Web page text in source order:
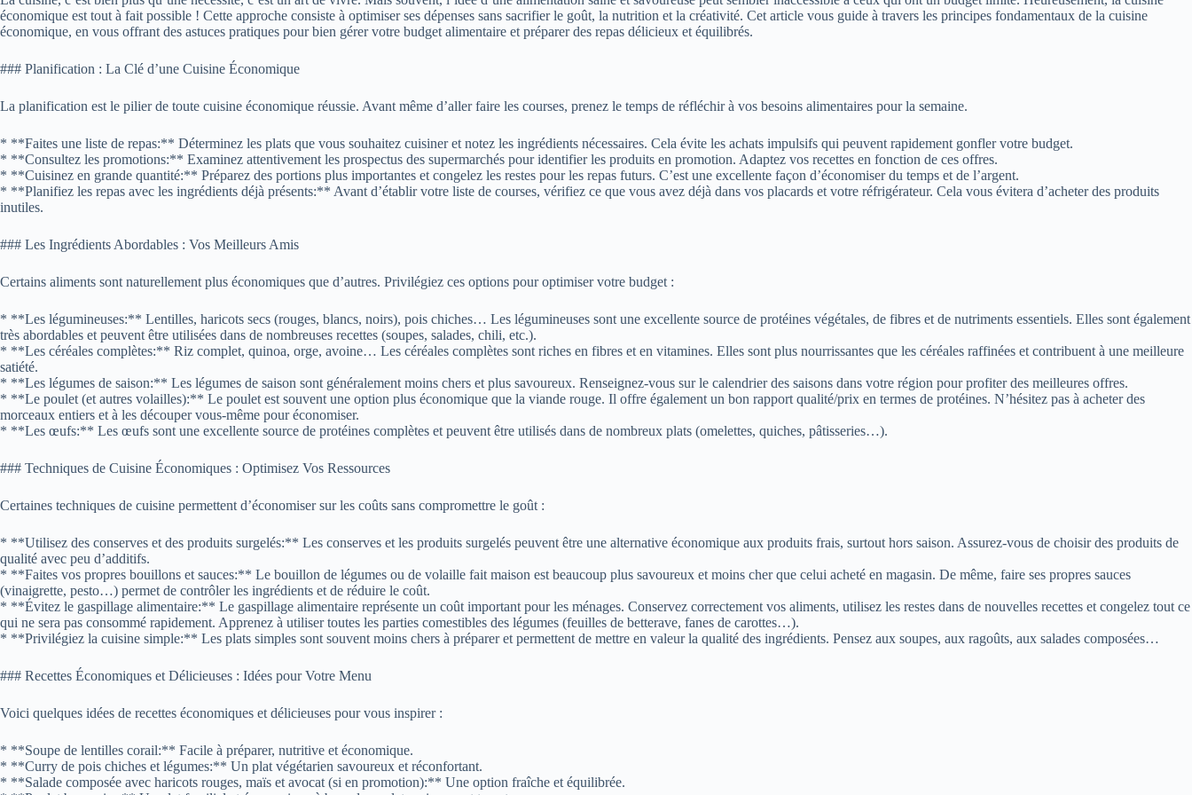
économique est tout à fait possible ! Cette approche consiste à optimiser ses dépenses sans sacrifier le goût, la nutrition et la créativité. Cet article vous guide à travers les principes fondamentaux de la cuisine
économique, en vous offrant des astuces pratiques pour bien gérer votre budget alimentaire et préparer des repas délicieux et équilibrés.
### Planification : La Clé d’une Cuisine Économique
La planification est le pilier de toute cuisine économique réussie. Avant même d’aller faire les courses, prenez le temps de réfléchir à vos besoins alimentaires pour la semaine.
* **Faites une liste de repas:** Déterminez les plats que vous souhaitez cuisiner et notez les ingrédients nécessaires. Cela évite les achats impulsifs qui peuvent rapidement gonfler votre budget.
* **Consultez les promotions:** Examinez attentivement les prospectus des supermarchés pour identifier les produits en promotion. Adaptez vos recettes en fonction de ces offres.
* **Cuisinez en grande quantité:** Préparez des portions plus importantes et congelez les restes pour les repas futurs. C’est une excellente façon d’économiser du temps et de l’argent.
* **Planifiez les repas avec les ingrédients déjà présents:** Avant d’établir votre liste de courses, vérifiez ce que vous avez déjà dans vos placards et votre réfrigérateur. Cela vous évitera d’acheter des produits
inutiles.
### Les Ingrédients Abordables : Vos Meilleurs Amis
Certains aliments sont naturellement plus économiques que d’autres. Privilégiez ces options pour optimiser votre budget :
* **Les légumineuses:** Lentilles, haricots secs (rouges, blancs, noirs), pois chiches… Les légumineuses sont une excellente source de protéines végétales, de fibres et de nutriments essentiels. Elles sont également
très abordables et peuvent être utilisées dans de nombreuses recettes (soupes, salades, chili, etc.).
* **Les céréales complètes:** Riz complet, quinoa, orge, avoine… Les céréales complètes sont riches en fibres et en vitamines. Elles sont plus nourrissantes que les céréales raffinées et contribuent à une meilleure
satiété.
* **Les légumes de saison:** Les légumes de saison sont généralement moins chers et plus savoureux. Renseignez-vous sur le calendrier des saisons dans votre région pour profiter des meilleures offres.
* **Le poulet (et autres volailles):** Le poulet est souvent une option plus économique que la viande rouge. Il offre également un bon rapport qualité/prix en termes de protéines. N’hésitez pas à acheter des
morceaux entiers et à les découper vous-même pour économiser.
* **Les œufs:** Les œufs sont une excellente source de protéines complètes et peuvent être utilisés dans de nombreux plats (omelettes, quiches, pâtisseries…).
### Techniques de Cuisine Économiques : Optimisez Vos Ressources
Certaines techniques de cuisine permettent d’économiser sur les coûts sans compromettre le goût :
* **Utilisez des conserves et des produits surgelés:** Les conserves et les produits surgelés peuvent être une alternative économique aux produits frais, surtout hors saison. Assurez-vous de choisir des produits de
qualité avec peu d’additifs.
* **Faites vos propres bouillons et sauces:** Le bouillon de légumes ou de volaille fait maison est beaucoup plus savoureux et moins cher que celui acheté en magasin. De même, faire ses propres sauces
(vinaigrette, pesto…) permet de contrôler les ingrédients et de réduire le coût.
* **Évitez le gaspillage alimentaire:** Le gaspillage alimentaire représente un coût important pour les ménages. Conservez correctement vos aliments, utilisez les restes dans de nouvelles recettes et congelez tout ce
qui ne sera pas consommé rapidement. Apprenez à utiliser toutes les parties comestibles des légumes (feuilles de betterave, fanes de carottes…).
* **Privilégiez la cuisine simple:** Les plats simples sont souvent moins chers à préparer et permettent de mettre en valeur la qualité des ingrédients. Pensez aux soupes, aux ragoûts, aux salades composées…
### Recettes Économiques et Délicieuses : Idées pour Votre Menu
Voici quelques idées de recettes économiques et délicieuses pour vous inspirer :
* **Soupe de lentilles corail:** Facile à préparer, nutritive et économique.
* **Curry de pois chiches et légumes:** Un plat végétarien savoureux et réconfortant.
* **Salade composée avec haricots rouges, maïs et avocat (si en promotion):** Une option fraîche et équilibrée.